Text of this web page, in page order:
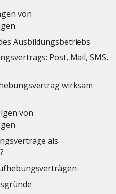
von
Ausbildungsbetriebs
Post, Mail, SMS,
wirksam
von
als